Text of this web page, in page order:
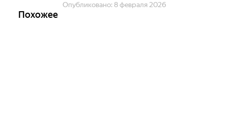
Опубликовано: 8 февраля 2026
Похожее